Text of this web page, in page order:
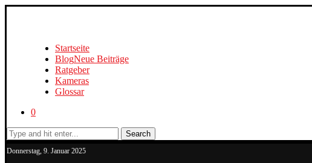
Startseite
BlogNeue Beiträge
Ratgeber
Kameras
Glossar
0
Search
Donnerstag, 9. Januar 2025